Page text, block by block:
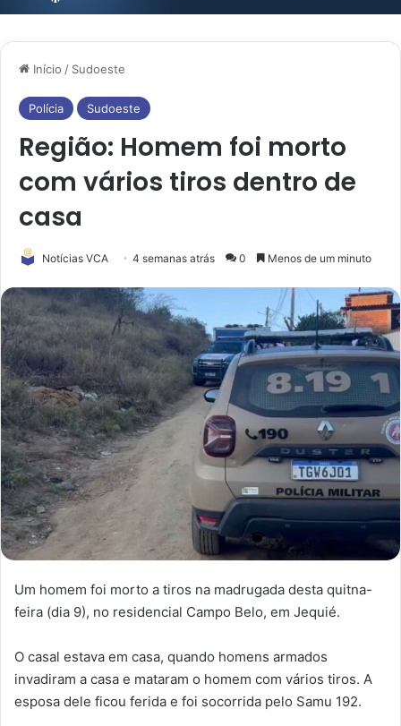
Início / Sudoeste
Polícia Sudoeste
Região: Homem foi morto
com vários tiros dentro de
casa
Notícias VCA 4 semanas atrás 0 Menos de um minuto
Um homem foi morto a tiros na madrugada desta quitna-
feira (dia 9), no residencial Campo Belo, em Jequié.
O casal estava em casa, quando homens armados
invadiram a casa e mataram o homem com vários tiros. A
esposa dele ficou ferida e foi socorrida pelo Samu 192.